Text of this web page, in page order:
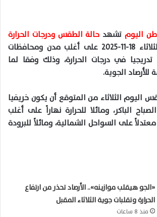
اليوم تشهد حالة الطقس ودرجات الحرارة
المتوقعة اليوم الثلاثاء 18-11-2025 على أغلب مدن ومحافظات
تدريجيا في درجات الحرارة، وذلك وفقا لما
للأرصاد الجوية.
اليوم الثلاثاء من المتوقع أن يكون خريفيا
الباكر، ومائلا للحرارة نهاراً على أغلب
معتدلاً على السواحل الشمالية، ومائلاً للبرودة
«الجو هيقلب موازينه».. الأرصاد تحذر من ارتفاع
الحرارة وتقلبات جوية الثلاثاء المقبل
منذ 8 ساعات